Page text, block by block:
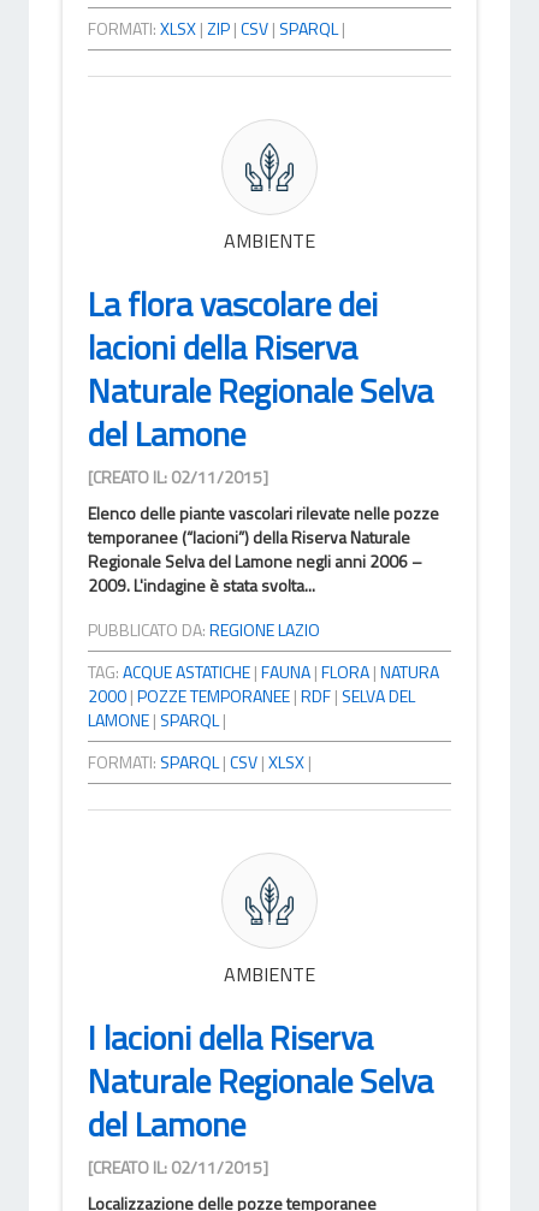
FORMATI:XLSX|ZIP|CSV| SPARQL|
AMBIENTE
La flora vascolare dei
lacioni della Riserva
Naturale Regionale Selva
del Lamone
[CREATO IL: 02/11/2015]
Elenco delle piante vascolari rilevate nelle pozze
temporanee (“lacioni”) della Riserva Naturale
Regionale Selva del Lamone negli anni 2006 –
2009. L'indagine è stata svolta...
PUBBLICATO DA:REGIONE LAZIO
TAG:ACQUE ASTATICHE|FAUNA|FLORA|NATURA
2000|POZZE TEMPORANEE|RDF| SELVA DEL
LAMONE| SPARQL|
FORMATI: SPARQL|CSV|XLSX|
AMBIENTE
I lacioni della Riserva
Naturale Regionale Selva
del Lamone
[CREATO IL: 02/11/2015]
Localizzazione delle pozze temporanee